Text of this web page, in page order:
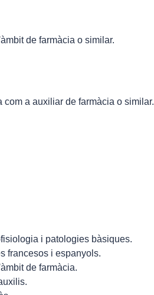
de farmàcia o similar.
a auxiliar de farmàcia o similar.
i patologies bàsiques.
francesos i espanyols.
de farmàcia.